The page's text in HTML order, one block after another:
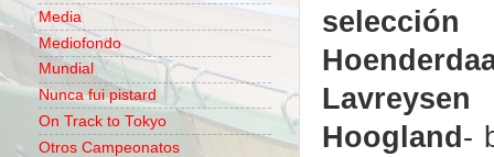
selección
Hoogland-
Media
Mediofondo
Mundial
Nunca fui pistard
On Track to Tokyo
Otros Campeonatos